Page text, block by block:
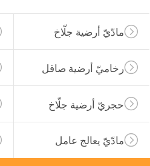
مادّيّ أرضية جلّاخ
رخاميّ أرضية صاقل
حجريّ أرضية جلّاخ
مادّيّ يعالج عامل